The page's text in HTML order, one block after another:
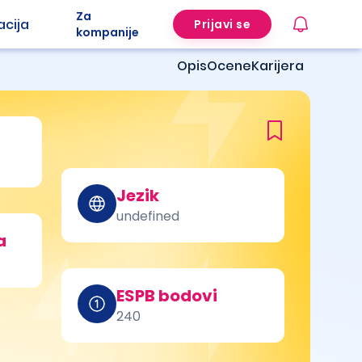
Za
kompanije
Prijavi se
OpisOceneKarijera
Jezik
undefined
ESPB bodovi
240